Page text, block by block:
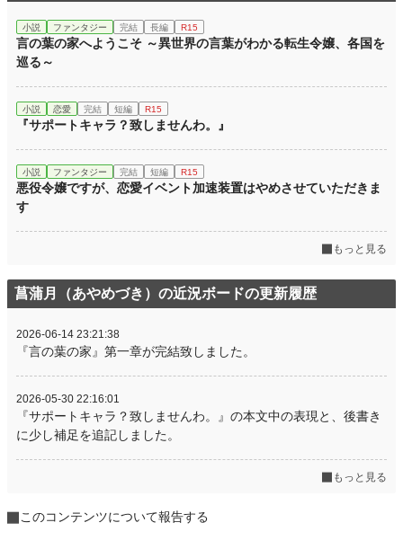
累計ポイント 273,123 pt (16,268 位)
小説 ファンタジー 完結 長編 R15
言の葉の家へようこそ ～異世界の言葉がわかる転生令嬢、各国を
巡る～
小説 恋愛 完結 短編 R15
『サポートキャラ？致しませんわ。』
小説 ファンタジー 完結 短編 R15
悪役令嬢ですが、恋愛イベント加速装置はやめさせていただきま
す
もっと見る
菖蒲月（あやめづき）の近況ボードの更新履歴
2026-06-14 23:21:38
『言の葉の家』第一章が完結致しました。
2026-05-30 22:16:01
『サポートキャラ？致しませんわ。』の本文中の表現と、後書き
に少し補足を追記しました。
もっと見る
このコンテンツについて報告する